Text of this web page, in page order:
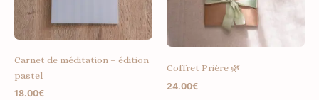
Carnet de méditation – édition
pastel
18.00€
Coffret Prière 🌿
24.00€